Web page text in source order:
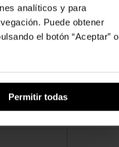
analíticos y para
Puede obtener
el botón “Aceptar” o
Permitir todas